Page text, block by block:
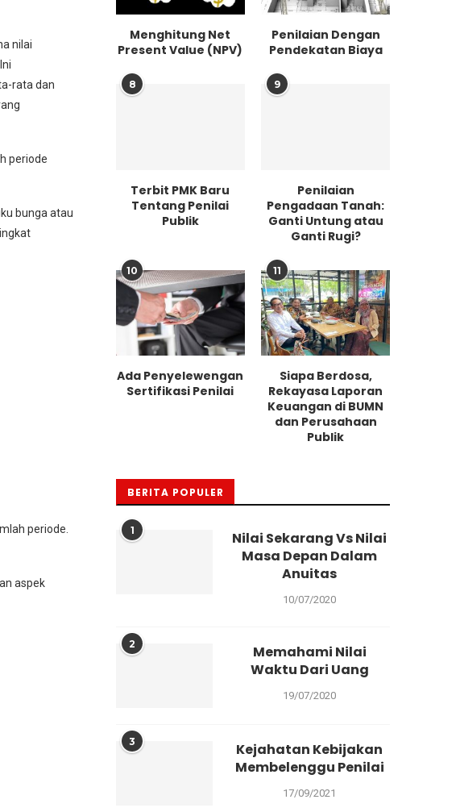
nilai
rata dan
periode
bunga atau
periode.
aspek
Menghitung Net
Present Value (NPV)
Penilaian Dengan
Pendekatan Biaya
8
Terbit PMK Baru
Tentang Penilai
Publik
9
Penilaian
Pengadaan Tanah:
Ganti Untung atau
Ganti Rugi?
10
Ada Penyelewengan
Sertifikasi Penilai
11
Siapa Berdosa,
Rekayasa Laporan
Keuangan di BUMN
dan Perusahaan
Publik
BERITA POPULER
1
Nilai Sekarang Vs Nilai
Masa Depan Dalam
Anuitas
10/07/2020
2
Memahami Nilai
Waktu Dari Uang
19/07/2020
3
Kejahatan Kebijakan
Membelenggu Penilai
17/09/2021